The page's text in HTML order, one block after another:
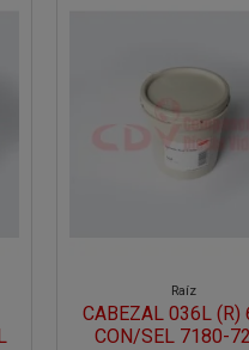
Raíz
CABEZAL 036L (R)
CON/SEL 7180-